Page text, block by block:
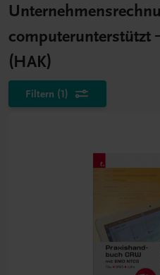
computerunterstützt
(HAK)
Filtern (1)